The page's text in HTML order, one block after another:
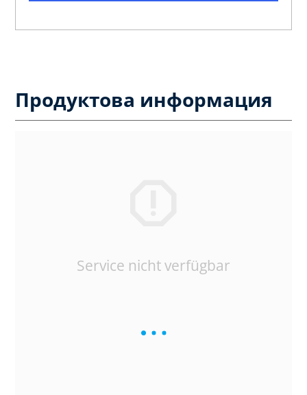
Продуктова информация
Service nicht verfügbar